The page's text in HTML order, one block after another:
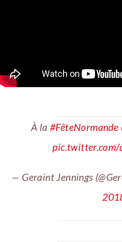
À la#FêteNormande
pic.twitter.com/
— Geraint Jennings